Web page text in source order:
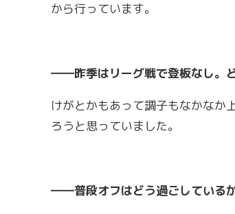
から行っています。
――昨季はリーグ戦で登板なし。
けがとかもあって調子もなかなか
ろうと思っていました。
――普段オフはどう過ごしている